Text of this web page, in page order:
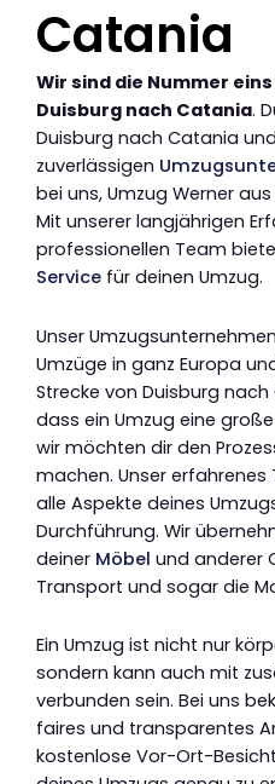
Catania
Wir sind die Nummer
Duisburg nach Catania.
Duisburg nach Catania
zuverlässigen
bei uns, Umzug Werner
Mit unserer langjährigen
professionellen Team
Service für deinen Umzug.
Unser
Umzüge in ganz Europa
Strecke von Duisburg
dass ein Umzug eine
wir möchten dir den
machen. Unser
alle Aspekte deines
Durchführung. Wir
deiner Möbel und anderer
Transport und sogar die
Ein Umzug ist nicht nur
sondern kann auch mit
verbunden sein. Bei uns
faires und transparentes
kostenlose Vor-Ort-